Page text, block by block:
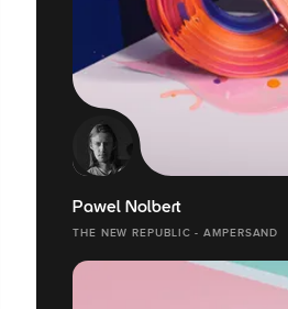
Pawel Nolbert
THE NEW REPUBLIC - AMPERSAND